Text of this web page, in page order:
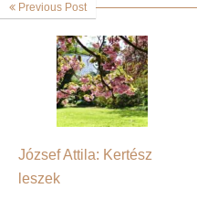
Previous Post
József Attila: Kertész
leszek